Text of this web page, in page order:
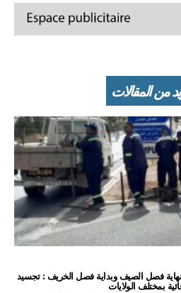
من المقالات
نهاية فصل الصيف وبداية فصل الخريف : تجسيد
بمختلف الولايات